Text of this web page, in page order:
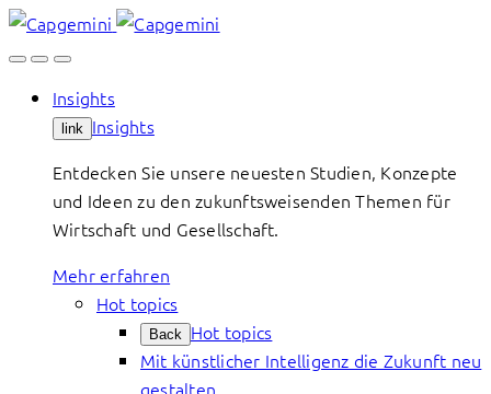
Skip
to
Insights
link Insights
Entdecken Sie unsere neuesten Studien, Konzepte
und Ideen zu den zukunftsweisenden Themen für
Wirtschaft und Gesellschaft.
Mehr erfahren
Hot topics
Back Hot topics
Mit künstlicher Intelligenz die Zukunft neu
gestalten